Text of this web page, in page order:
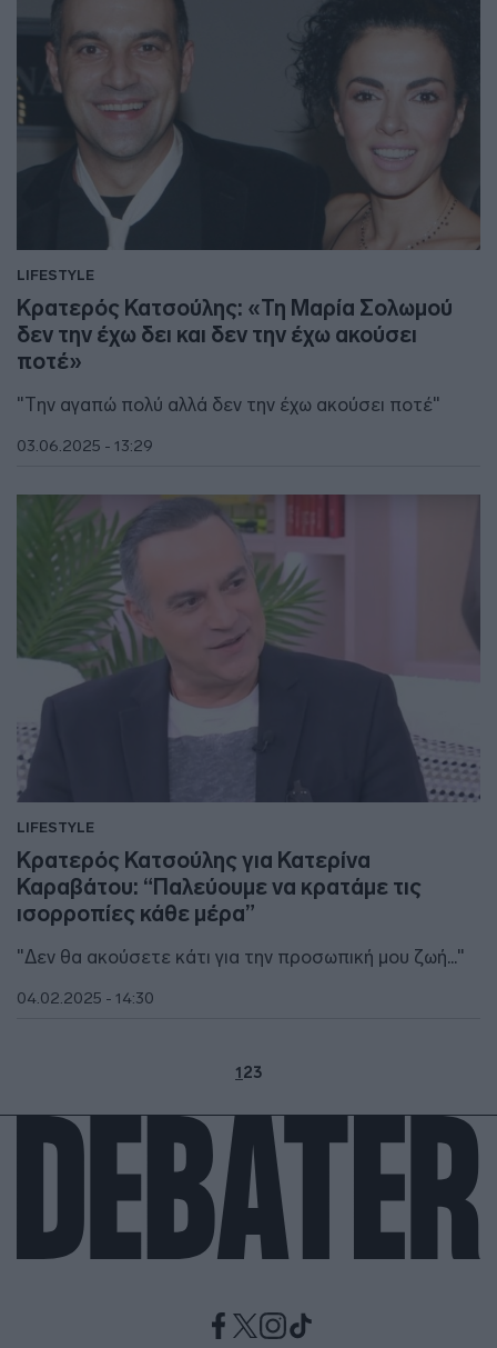
LIFESTYLE
Κρατερός Κατσούλης: «Τη Μαρία Σολωμού
δεν την έχω δει και δεν την έχω ακούσει
ποτέ»
"Την αγαπώ πολύ αλλά δεν την έχω ακούσει ποτέ"
03.06.2025 - 13:29
LIFESTYLE
Κρατερός Κατσούλης για Κατερίνα
Καραβάτου: “Παλεύουμε να κρατάμε τις
ισορροπίες κάθε μέρα”
"Δεν θα ακούσετε κάτι για την προσωπική μου ζωή..."
04.02.2025 - 14:30
123